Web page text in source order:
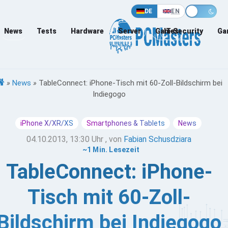
DE EN
News Tests Hardware Server Games
IT-Security
» News » TableConnect: iPhone-Tisch mit 60-Zoll-Bildschirm bei
Indiegogo
iPhone X/XR/XS Smartphones & Tablets News
04.10.2013, 13:30 Uhr , von Fabian Schusdziara
~1 Min. Lesezeit
TableConnect: iPhone-
Tisch mit 60-Zoll-
bei Indiegogo